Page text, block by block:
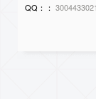
QQ：： 3004433021